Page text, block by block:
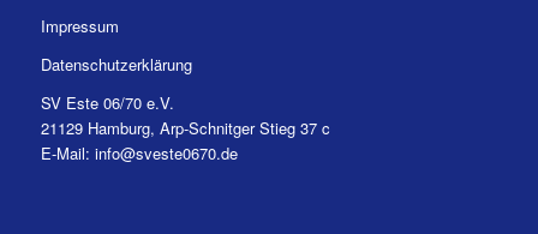
Impressum
Datenschutzerklärung
SV Este 06/70 e.V.
21129 Hamburg, Arp-Schnitger Stieg 37 c
E-Mail: info@sveste0670.de